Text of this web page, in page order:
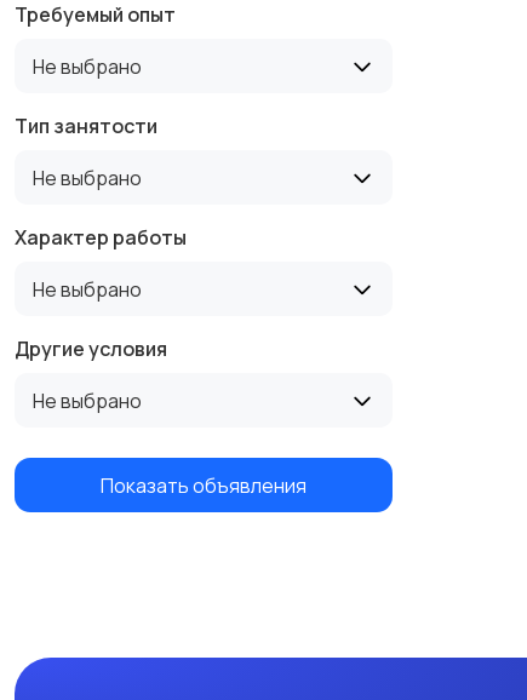
Требуемый опыт
Не выбрано
Тип занятости
Не выбрано
Характер работы
Не выбрано
Другие условия
Не выбрано
Показать объявления